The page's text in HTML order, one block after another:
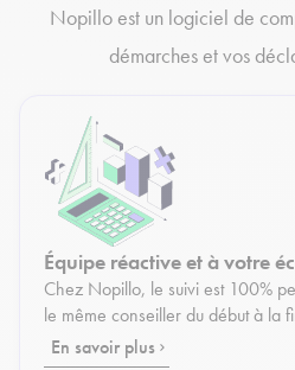
Nopillo est un logiciel de
démarches et vos
Équipe réactive et à votre
Chez Nopillo, le suivi est 100%
le même conseiller du début à la
En savoir plus